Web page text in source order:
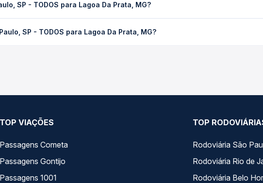
Passagem você consulta os horários disponíveis e vê a duração exata de
SP - TODOS para Lagoa Da Prata, MG?
você compara os preços de todas as viações em tempo real e garante a
SP - TODOS para Lagoa Da Prata, MG?
TOP VIAÇÕES
Passagens Cometa
Passagens Gontijo
Passagens 1001
TOP
Rodoviária São
Rodoviária Rio de
Rodoviária Belo